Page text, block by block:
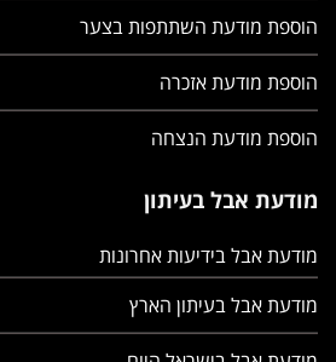
הוספת מודעת השתתפות בצער
הוספת מודעת אזכרה
הוספת מודעת הנצחה
מודעת אבל בעיתון
מודעת אבל בידיעות אחרונות
מודעת אבל בעיתון הארץ